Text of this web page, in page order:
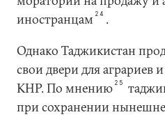
иностранцам 24 .
Однако Таджикистан
свои двери для аграриев
КНР. По мнению 25
при сохранении